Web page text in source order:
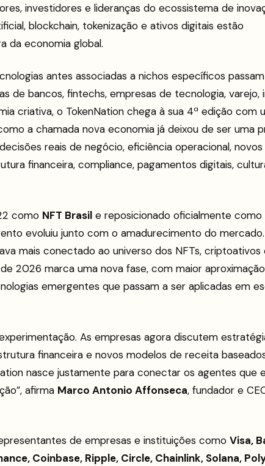
investidores e lideranças do ecossistema de
blockchain, tokenização e ativos digitais estão
da economia global.
antes associadas a nichos específicos
de bancos, fintechs, empresas de tecnologia, varejo,
criativa, o TokenNation chega à sua 4ª edição com
a chamada nova economia já deixou de ser uma
reais de negócio, eficiência operacional, novos
financeira, compliance, pagamentos digitais,
como NFT Brasil e reposicionado oficialmente como
evoluiu junto com o amadurecimento do
mais conectado ao universo dos NFTs, criptoativos
2026 marca uma nova fase, com maior
emergentes que passam a ser aplicadas em
As empresas agora discutem
financeira e novos modelos de receita
nasce justamente para conectar os agentes que
afirma Marco Antonio Affonseca, fundador e
de empresas e instituições como Visa,
Coinbase, Ripple, Circle, Chainlink, Solana,